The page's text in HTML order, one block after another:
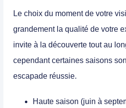
Le choix du moment de votre
grandement la qualité de votre
invite à la découverte tout au
cependant certaines saisons
escapade réussie.
Haute saison (juin à